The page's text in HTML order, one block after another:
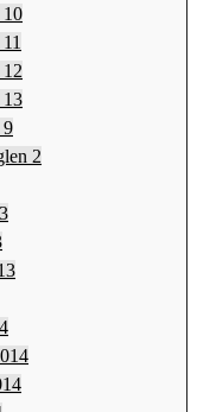
9
2